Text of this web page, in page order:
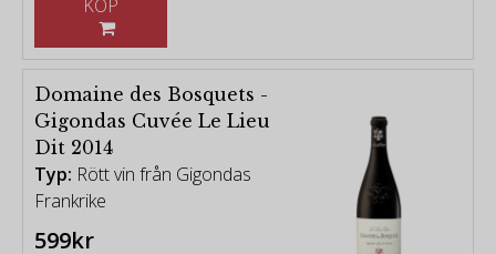
Domaine des Bosquets -
Gigondas Cuvée Le Lieu
Dit 2014
Typ: Rött vin från Gigondas
Frankrike
599kr